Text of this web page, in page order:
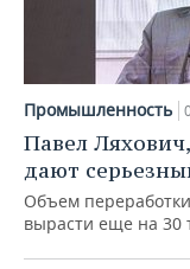
Промышленность
Павел
дают
Объем
вырасти еще на 30